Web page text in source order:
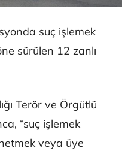
suç işlemek
sürülen 12 zanlı
Terör ve Örgütlü
“suç işlemek
veya üye